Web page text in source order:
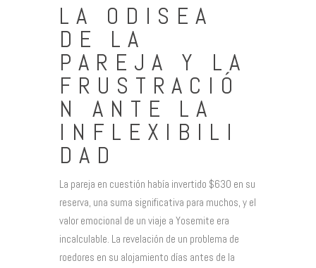
LA ODISEA
DE LA
PAREJA Y LA
FRUSTRACIÓ
N ANTE LA
INFLEXIBILI
DAD
La pareja en cuestión había invertido $630 en su
reserva, una suma significativa para muchos, y el
valor emocional de un viaje a Yosemite era
incalculable. La revelación de un problema de
roedores en su alojamiento días antes de la